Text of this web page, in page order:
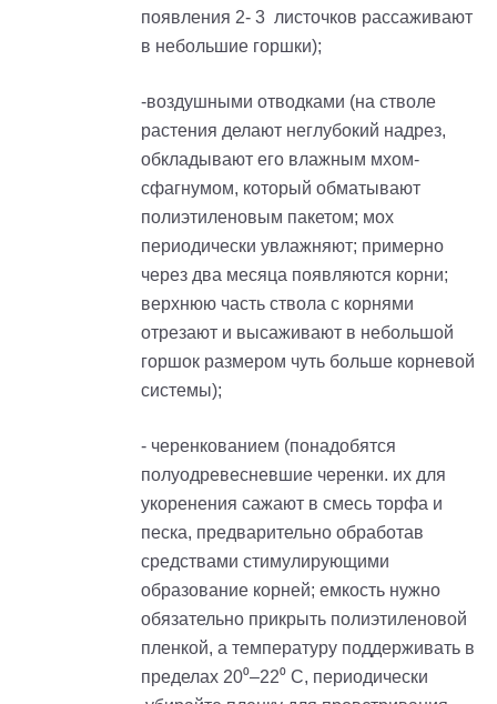
появления 2- 3 листочков рассаживают
в небольшие горшки);
-воздушными отводками (на стволе
растения делают неглубокий надрез,
обкладывают его влажным мхом-
сфагнумом, который обматывают
полиэтиленовым пакетом; мох
периодически увлажняют; примерно
через два месяца появляются корни;
верхнюю часть ствола с корнями
отрезают и высаживают в небольшой
горшок размером чуть больше корневой
системы);
- черенкованием (понадобятся
полуодревесневшие черенки. их для
укоренения сажают в смесь торфа и
песка, предварительно обработав
средствами стимулирующими
образование корней; емкость нужно
обязательно прикрыть полиэтиленовой
пленкой, а температуру поддерживать в
пределах 20⁰–22⁰ С, периодически